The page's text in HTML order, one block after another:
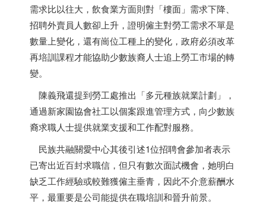
需求比以往大，飲食業方面則對「樓面」需求下降、
招聘外賣員人數卻上升，證明僱主對勞工需求不單是
數量上變化，還有崗位工種上的變化，政府必須改革
再培訓課程才能協助少數族裔人士追上勞工市場的轉
變。
陳義飛還提到勞工處推出「多元種族就業計劃」，
通過新家園協會社工以個案跟進管理方式，向少數族
裔求職人士提供就業支援和工作配對服務。
民族共融關愛中心其後引述1位招聘會參加者表示
已寄出近百封求職信，但只有數次面試機會，她明白
缺乏工作經驗或較難獲僱主垂青，因此不介意薪酬水
平，最重要是公司能提供在職培訓和晉升前景。